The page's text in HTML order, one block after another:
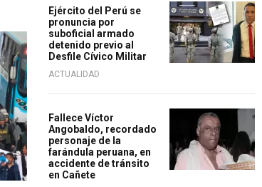
Ejército del Perú se
pronuncia por
suboficial armado
detenido previo al
Desfile Cívico Militar
ACTUALIDAD
Fallece Víctor
Angobaldo, recordado
personaje de la
farándula peruana, en
accidente de tránsito
en Cañete